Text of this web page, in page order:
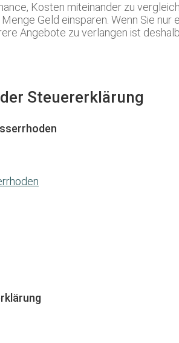
Kosten miteinander zu
Geld einsparen. Wenn Sie
Angebote zu verlangen ist
Steuererklärung